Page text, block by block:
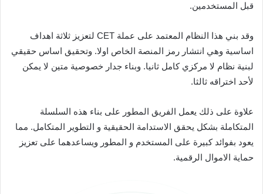
قبل المستخدمين.
وقد بني هذا النظام المعتمد على عملة CET لتعزيز ثلاثة اهداف
اساسية وهي انتشار رمز المنصة الخاص اولا. وتحقيق اساس حقيقي
لبنية نظام لا مركزي كامل ثانيا. وبناء جدار خصوصية متين لا يمكن
لأحد اختراقه ثالثا.
علاوة على ذلك يعمل الفريق المطور على بناء هذه السلسلة
المتكاملة بشكل يحقق الاستدامة الحقيقية و التطوير المتكامل. مما
يعود بفوائد كبيرة على المستخدم و المطور ويساعدهما على تعزيز
حماية الاموال الرقمية.